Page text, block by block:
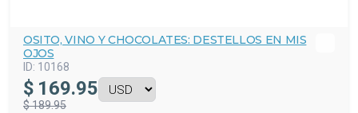
OSITO, VINO Y CHOCOLATES: DESTELLOS EN MIS
OJOS
ID: 10168
$ 169.95
$ 189.95